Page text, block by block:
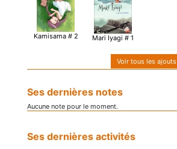
Kamisama # 2 Mari Iyagi # 1
Voir tous les ajouts
Ses dernières notes
Aucune note pour le moment.
Ses dernières activités